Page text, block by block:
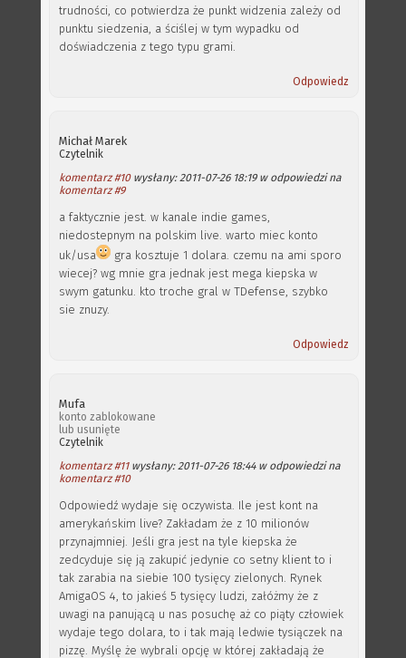
trudności, co potwierdza że punkt widzenia zależy od
punktu siedzenia, a ściślej w tym wypadku od
doświadczenia z tego typu grami.
Odpowiedz
Michał Marek
Czytelnik
komentarz #10wysłany: 2011-07-26 18:19 w odpowiedzi na
komentarz #9
a faktycznie jest. w kanale indie games,
niedostepnym na polskim live. warto miec konto
uk/usa
gra kosztuje 1 dolara. czemu na ami sporo
wiecej? wg mnie gra jednak jest mega kiepska w
swym gatunku. kto troche gral w TDefense, szybko
sie znuzy.
Odpowiedz
Mufa
konto zablokowane
lub usunięte
Czytelnik
komentarz #11wysłany: 2011-07-26 18:44 w odpowiedzi na
komentarz #10
Odpowiedź wydaje się oczywista. Ile jest kont na
amerykańskim live? Zakładam że z 10 milionów
przynajmniej. Jeśli gra jest na tyle kiepska że
zedcyduje się ją zakupić jedynie co setny klient to i
tak zarabia na siebie 100 tysięcy zielonych. Rynek
AmigaOS 4, to jakieś 5 tysięcy ludzi, załóżmy że z
uwagi na panującą u nas posuchę aż co piąty człowiek
wydaje tego dolara, to i tak mają ledwie tysiączek na
pizzę. Myślę że wybrali opcję w której zakładają że